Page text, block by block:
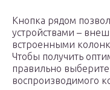
Кнопка рядом
устройствами –
встроенными
Чтобы получить
правильно
воспроизводимого